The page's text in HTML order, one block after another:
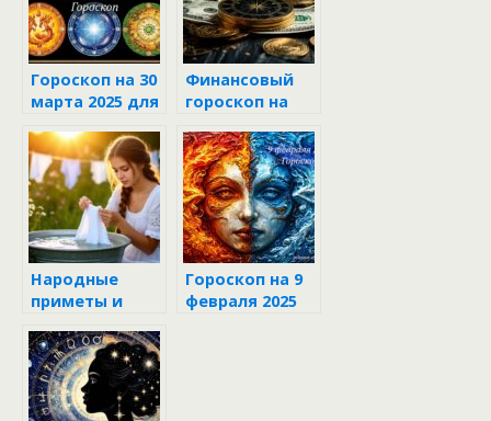
Гороскоп на 30
марта 2025 для
зодиака
Финансовый
гороскоп на
22 июня 2025
Народные
приметы и
стирке белья
Гороскоп на 9
февраля 2025